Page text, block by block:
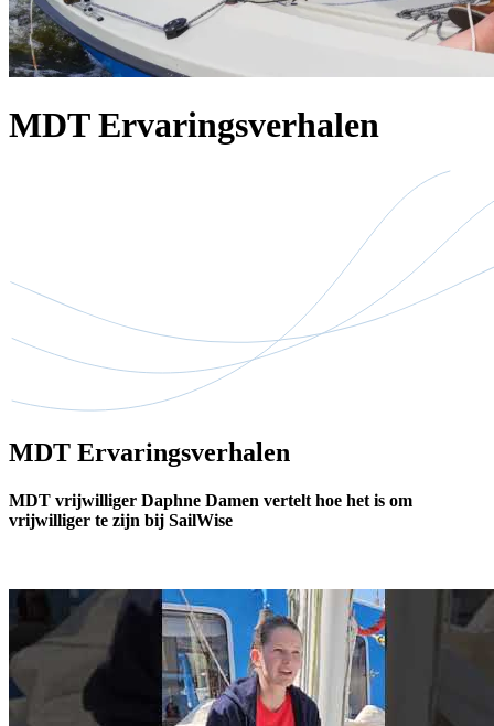
MDT Ervaringsverhalen
MDT Ervaringsverhalen
MDT vrijwilliger Daphne Damen vertelt hoe het is om
vrijwilliger te zijn bij SailWise